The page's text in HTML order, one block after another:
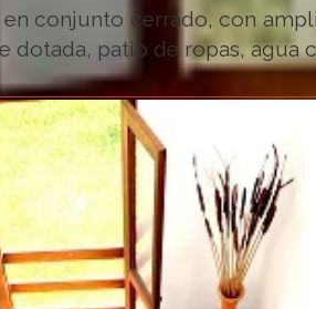
en conjunto cerrado, con
dotada, patio de ropas, agua